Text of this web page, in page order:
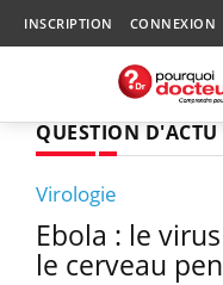
INSCRIPTION CONNEXION
QUESTION D'ACTU
Virologie
Ebola : le
le cerveau